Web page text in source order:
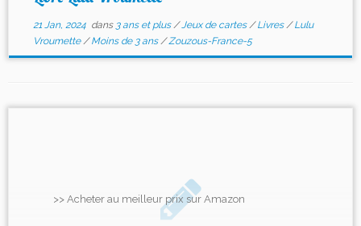
21 Jan, 2024dans 3 ans et plus/Jeux de cartes/Livres/Lulu
Vroumette/Moins de 3 ans/Zouzous-France-5
>> Acheter au meilleur prix sur Amazon